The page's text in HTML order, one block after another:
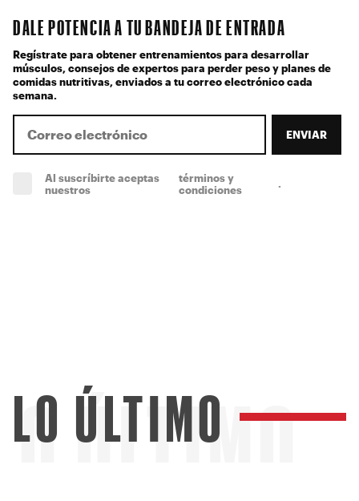
DALE POTENCIA A TU BANDEJA DE ENTRADA
Regístrate para obtener entrenamientos para desarrollar
músculos, consejos de expertos para perder peso y planes de
comidas nutritivas, enviados a tu correo electrónico cada
semana.
ENVIAR
Al suscríbirte aceptas
nuestros
términos y
condiciones
.
ÚLTIMO
LO ÚLTIMO